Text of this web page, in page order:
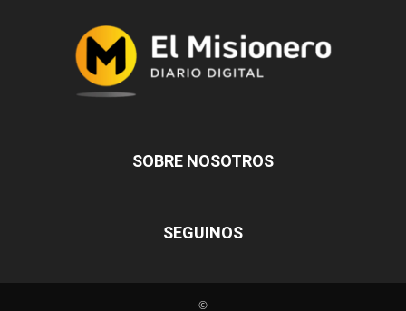
SOBRE NOSOTROS
SEGUINOS
©